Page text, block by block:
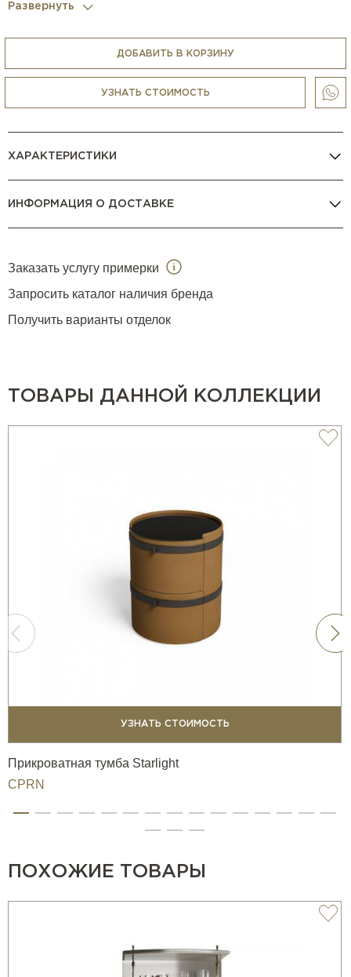
Развернуть
ДОБАВИТЬ В КОРЗИНУ
УЗНАТЬ СТОИМОСТЬ
ХАРАКТЕРИСТИКИ
ИНФОРМАЦИЯ О ДОСТАВКЕ
Заказать услугу примерки
Запросить каталог наличия бренда
Получить варианты отделок
ТОВАРЫ ДАННОЙ КОЛЛЕКЦИИ
УЗНАТЬ СТОИМОСТЬ
Прикроватная тумба Starlight
CPRN
ПОХОЖИЕ ТОВАРЫ